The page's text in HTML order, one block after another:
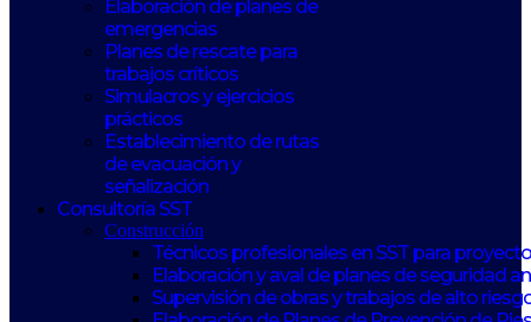
Elaboración de planes de
emergencias
Planes de rescate para
trabajos críticos
Simulacros y ejercicios
prácticos
Establecimiento de rutas
de evacuación y
señalización
Consultoría SST
Construcción
Técnicos profesionales en SST para
Elaboración y aval de planes de seguridad
Supervisión de obras y trabajos de alto